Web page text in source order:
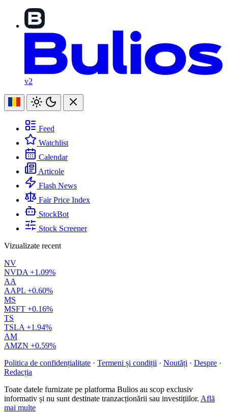
v2
Feed
Watchlist
Calendar
Articole
Flash News
Fair Price Index
StockBot
Stock Screener
Vizualizate recent
NV
NVDA +1.09%
AA
AAPL +0.60%
MS
MSFT +0.16%
TS
TSLA +1.94%
AM
AMZN +0.59%
Politica de confidențialitate · Termeni și condiții · Noutăți · Despre ·
Redacția
Toate datele furnizate pe platforma Bulios au scop exclusiv
informativ și nu sunt destinate tranzacționării sau investițiilor. Află
mai multe